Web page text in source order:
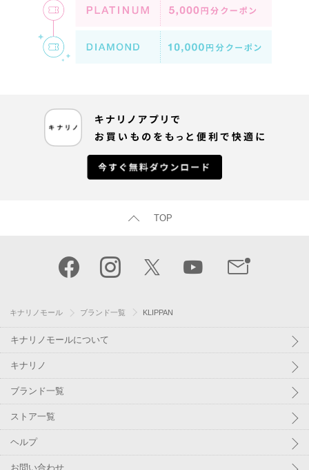
TOP
キナリノモール ブランド一覧 KLIPPAN
キナリノモールについて
キナリノ
ブランド一覧
ストア一覧
ヘルプ
お問い合わせ